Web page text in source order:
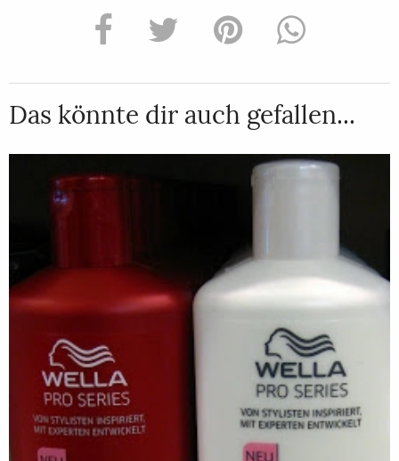
Das könnte dir auch gefallen...